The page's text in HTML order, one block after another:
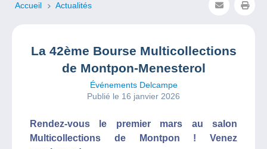
Accueil Actualités
La 42ème Bourse Multicollections
de Montpon-Menesterol
Événements Delcampe
Publié le 16 janvier 2026
Rendez-vous le premier mars au salon
Multicollections de Montpon ! Venez